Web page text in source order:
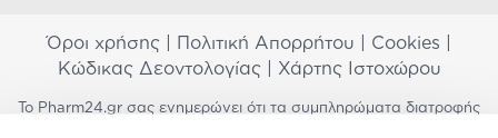
Όροι χρήσης Πολιτική Απορρήτου Cookies
Κώδικας Δεοντολογίας| Χάρτης Ιστοχώρου
Το Pharm24.gr σας ενημερώνει ότι τα συμπληρώματα διατροφής